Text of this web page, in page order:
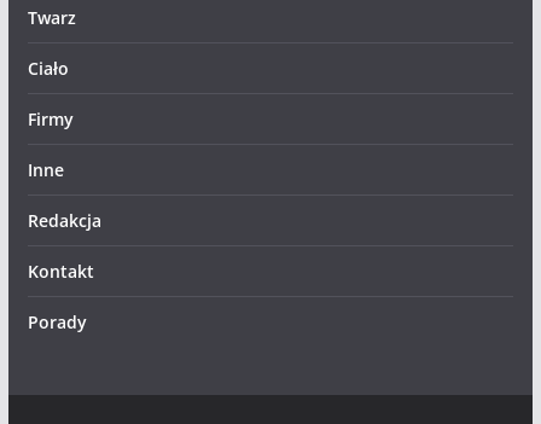
Twarz
Ciało
Firmy
Inne
Redakcja
Kontakt
Porady